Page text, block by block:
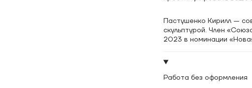
Пастушенко Кирилл —
скульптурой. Член
2023 в номинации
Работа без оформления